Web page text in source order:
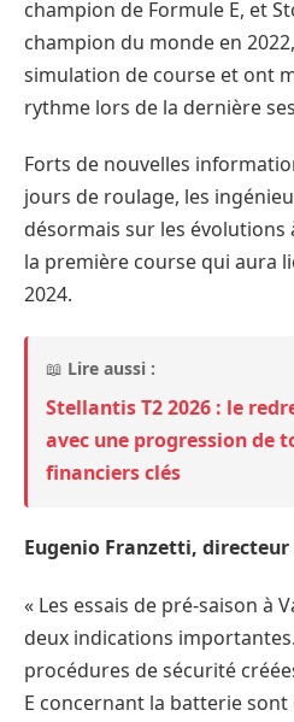
champion de Formule E, et
champion du monde en
simulation de course et ont
rythme lors de la dernière
Forts de nouvelles
jours de roulage, les
désormais sur les
la première course qui aura
2024.
📖 Lire aussi :
Stellantis T2 2026 : le
avec une progression de
financiers clés
Eugenio Franzetti, directeur
« Les essais de pré-saison à
deux indications
procédures de sécurité
E concernant la batterie sont